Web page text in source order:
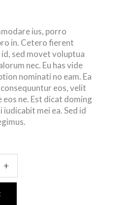
ius, porro
in. Cetero fierent
sed movet voluptua
nec. Eu has vide
nominati no eam. Ea
eos, velit
eos ne. Est dicat doming
mei ea. Sed id
+